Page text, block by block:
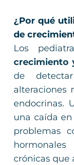
¿Por qué
de
Los
crecimiento
de
alteraciones
endocrinas.
una caída
problemas
crónicas que